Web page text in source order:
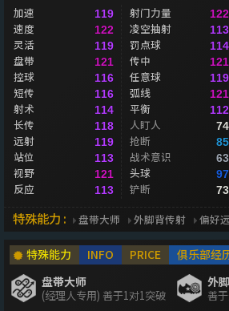
加速 119
速度 122
灵活 119
盘带 121
控球 116
短传 116
射术 114
长传 118
远射 119
站位 113
视野 121
反应 113
射门力量 122
凌空抽射 113
罚点球 114
传中 121
任意球 119
弧线 121
平衡 112
人盯人 74
抢断 85
战术意识 63
头球 97
铲断 73
特殊能力 : 盘带大师 外脚背传射 偏好
特殊能力 INFO PRICE
俱乐部经
盘带大师
(经理人专用) 善于1对1突破
外
善